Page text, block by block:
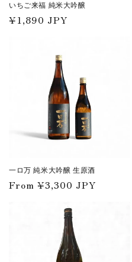
いちご来福 純米大吟醸
Regular
¥1,890 JPY
一ロ万 純米大吟醸 生原酒
Regular
From ¥3,300 JPY